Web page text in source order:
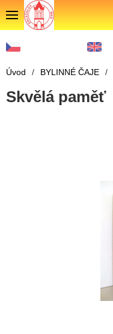
Úvod / BYLINNÉ ČAJE /
Skvělá paměť